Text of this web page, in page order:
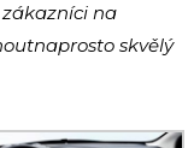
na
skvělý